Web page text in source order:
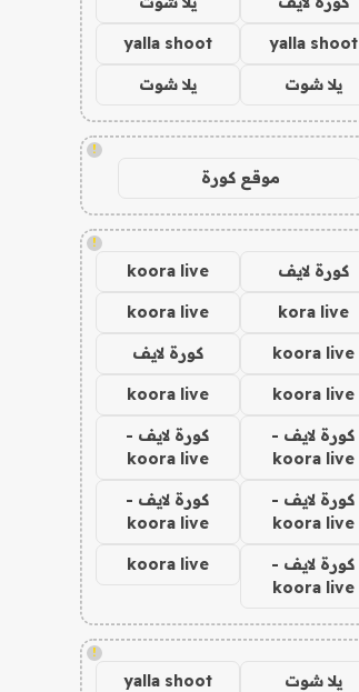
yalla shoot
yalla shoot
يلا شوت يلا شوت
!
موقع كورة
!
كورة لايف koora live
kora live
koora live
koora live كورة لايف
koora live
koora live
كورة لايف -
koora live
كورة لايف -
koora live
كورة لايف -
koora live
كورة لايف -
koora live
كورة لايف -
koora live
koora live
!
يلا شوت yalla shoot